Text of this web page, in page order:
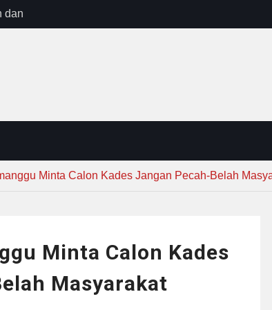
dan
Minta Calon Kades Jangan Pecah-Belah
Minta Calon Kades
Masyarakat